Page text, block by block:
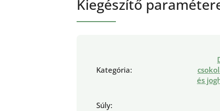
Kiegészítő
Kategória:
és
Súly: